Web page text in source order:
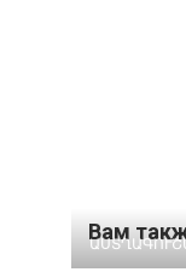
Вам